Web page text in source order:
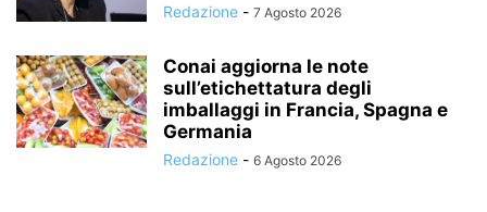
Redazione - 7 Agosto 2026
Conai aggiorna le note
sull’etichettatura degli
imballaggi in Francia, Spagna e
Germania
Redazione - 6 Agosto 2026